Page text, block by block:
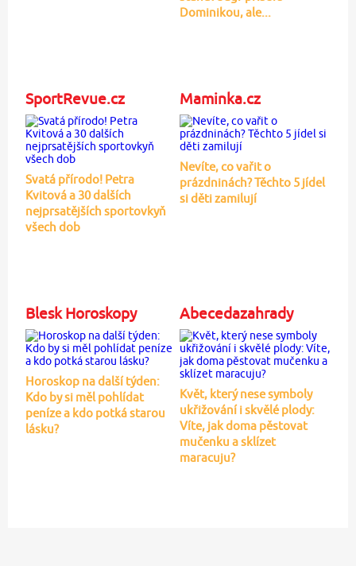
Dominikou, ale...
SportRevue.cz
Svatá přírodo! Petra
Kvitová a 30 dalších
nejprsatějších sportovkyň
všech dob
Maminka.cz
Nevíte, co vařit o
prázdninách? Těchto 5 jídel
si děti zamilují
Blesk Horoskopy
Horoskop na další týden:
Kdo by si měl pohlídat
peníze a kdo potká starou
lásku?
Abecedazahrady
Květ, který nese symboly
ukřižování i skvělé plody:
Víte, jak doma pěstovat
mučenku a sklízet
maracuju?